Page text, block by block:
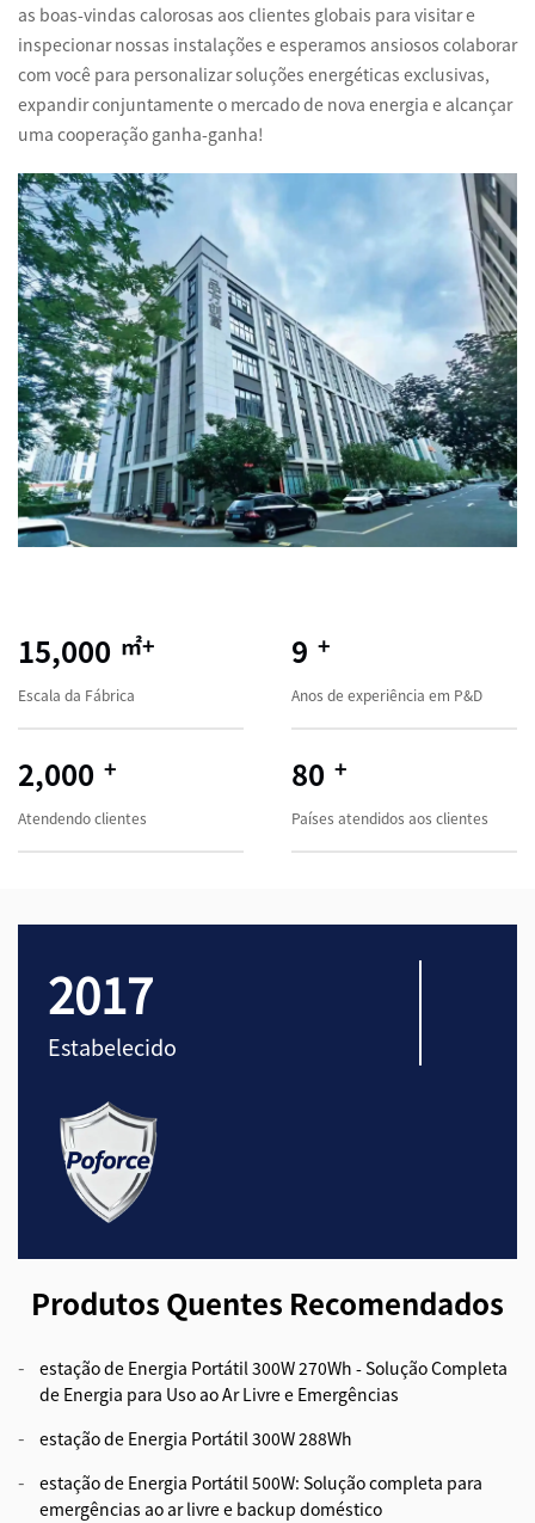
as boas-vindas calorosas aos clientes globais para visitar e
inspecionar nossas instalações e esperamos ansiosos colaborar
com você para personalizar soluções energéticas exclusivas,
expandir conjuntamente o mercado de nova energia e alcançar
uma cooperação ganha-ganha!
15,000 ㎡+
Escala da Fábrica
9 +
Anos de experiência em P&D
2,000 +
Atendendo clientes
80 +
Países atendidos aos clientes
2017
Estabelecido
Produtos Quentes Recomendados
estação de Energia Portátil 300W 270Wh - Solução Completa
de Energia para Uso ao Ar Livre e Emergências
estação de Energia Portátil 300W 288Wh
estação de Energia Portátil 500W: Solução completa para
emergências ao ar livre e backup doméstico